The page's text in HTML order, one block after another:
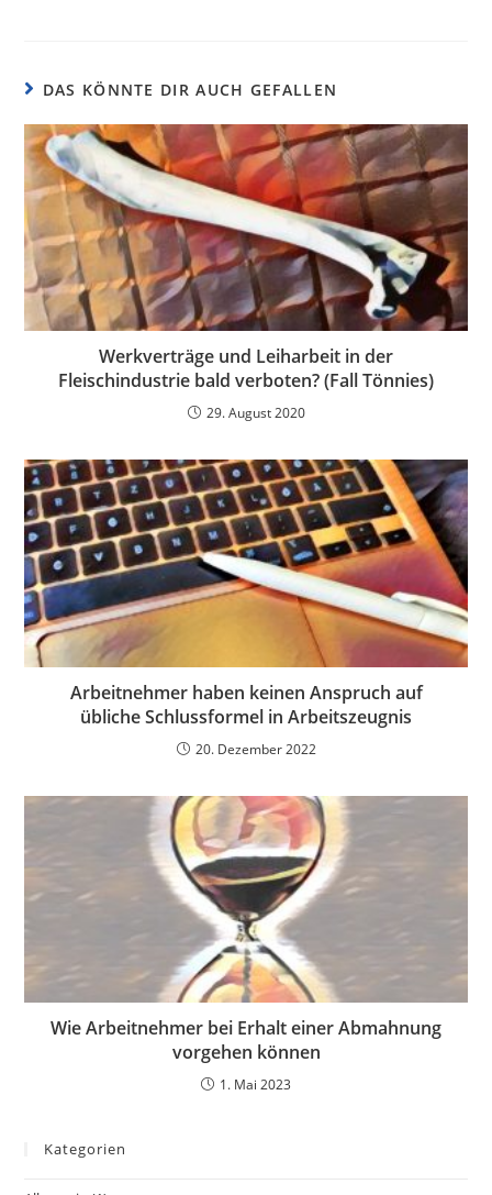
DAS KÖNNTE DIR AUCH GEFALLEN
Werkverträge und Leiharbeit in der
Fleischindustrie bald verboten? (Fall Tönnies)
29. August 2020
Arbeitnehmer haben keinen Anspruch auf
übliche Schlussformel in Arbeitszeugnis
20. Dezember 2022
Wie Arbeitnehmer bei Erhalt einer Abmahnung
vorgehen können
1. Mai 2023
Kategorien